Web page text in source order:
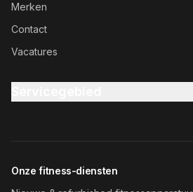
Merken
Contact
Vacatures
Onze fitness-diensten